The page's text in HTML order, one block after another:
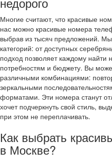
Многие считают, что красивые
нас можно красивые номера
выбрав из тысяч предложений.
категорий: от доступных
подход позволяет каждому найти
потребностям и бюджету. Вы
различными комбинациями:
зеркальными
форматами. Эти номера станут
хочет подчеркнуть свой стиль,
при этом не переплачивать.
Как выбрать
в Москве?